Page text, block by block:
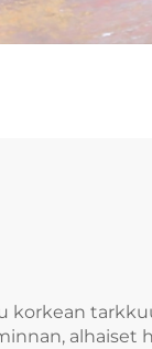
alhaiset